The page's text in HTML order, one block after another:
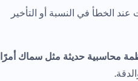
عند الخطأ في النسبة أو التأخير
محاسبية حديثة مثل سماك أمرًا